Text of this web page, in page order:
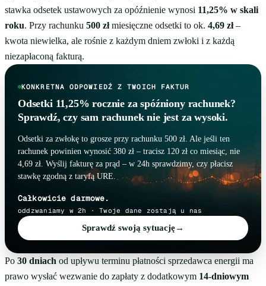
stawka odsetek ustawowych za opóźnienie wynosi 11,25% w skali
roku. Przy rachunku 500 złmiesięczne odsetki to ok. 4,69 zł–
kwota niewielka, ale rośnie z każdym dniem zwłoki i z każdą
niezapłaconą fakturą.
KONKRETNA ODPOWIEDŹ Z TWOICH FAKTUR
Odsetki 11,25% rocznie za spóźniony rachunek?
Sprawdź, czy sam rachunek nie jest za wysoki.
Odsetki za zwłokę to grosze przy rachunku 500 zł. Ale jeśli ten
rachunek powinien wynosić 380 zł – tracisz 120 zł co miesiąc, nie
4,69 zł. Wyślij fakturę za prąd – w 24h sprawdzimy, czy płacisz
stawkę zgodną z taryfą URE.
Sprawdź swoją sytuację→
Całkowicie darmowe.
oddzwaniamy w 2h · Twoje dane zostają u nas
Po 30 dniach od upływu terminu płatności sprzedawca energii ma
prawo wysłać wezwanie do zapłaty z dodatkowym 14-dniowym